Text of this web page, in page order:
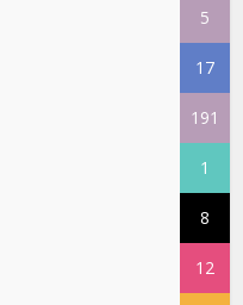
5
17
191
1
8
12